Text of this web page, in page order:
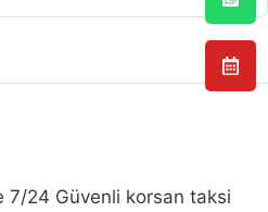
7/24 Güvenli korsan taksi